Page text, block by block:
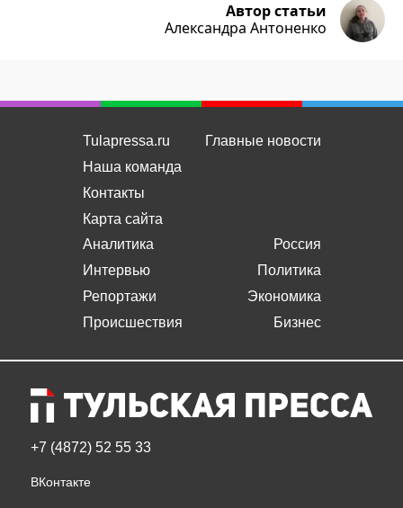
Автор статьи
Александра Антоненко
Tulapressa.ru
Наша команда
Контакты
Карта сайта
Главные новости
Аналитика
Интервью
Репортажи
Происшествия
Россия
Политика
Экономика
Бизнес
+7 (4872) 52 55 33
ВКонтакте